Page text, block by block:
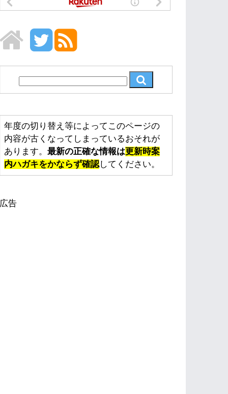
年度の切り替え等によってこのページの
内容が古くなってしまっているおそれが
あります。最新の正確な情報は更新時案
内ハガキをかならず確認してください。
広告